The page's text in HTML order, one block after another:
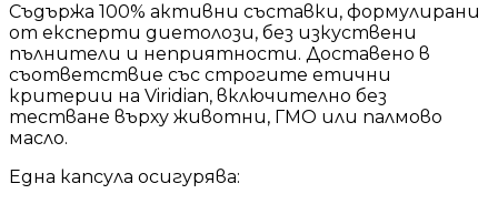
Съдържа 100% активни съставки, формулирани
от експерти диетолози, без изкуствени
пълнители и неприятности. Доставено в
съответствие със строгите етични
критерии на Viridian, включително без
тестване върху животни, ГМО или палмово
масло.
Една капсула осигурява: